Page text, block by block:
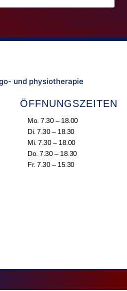
ÖFFNUNGSZEITEN
Mo. 7.30 – 18.00
Di. 7.30 – 18.30
Mi. 7.30 – 18.00
Do. 7.30 – 18.30
Fr. 7.30 – 15.30